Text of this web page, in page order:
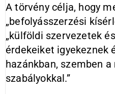
A törvény célja, hogy
„befolyásszerzési
„külföldi szervezetek
érdekeiket igyekeznek
hazánkban, szemben
szabályokkal.”